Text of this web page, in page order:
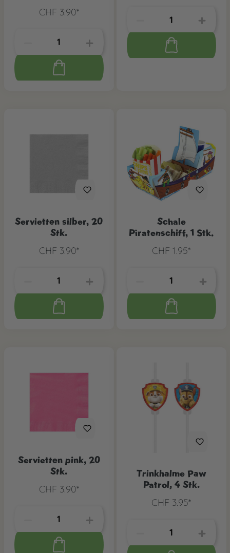
CHF 3.90*
Servietten silber, 20
Stk.
CHF 3.90*
Schale
Piratenschiff, 1 Stk.
CHF 1.95*
Servietten pink, 20
Stk.
CHF 3.90*
Trinkhalme Paw
Patrol, 4 Stk.
CHF 3.95*